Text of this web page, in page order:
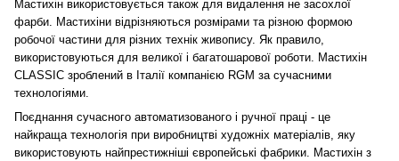
Мастихін використовується також для видалення не засохлої
фарби. Мастихіни відрізняються розмірами та різною формою
робочої частини для різних технік живопису. Як правило,
використовуються для великої і багатошарової роботи. Мастихін
CLASSIC зроблений в Італії компанією RGM за сучасними
технологіями.
Поєднання сучасного автоматизованого і ручної праці - це
найкраща технологія при виробництві художніх матеріалів, яку
використовують найпрестижніші європейські фабрики. Мастихін з